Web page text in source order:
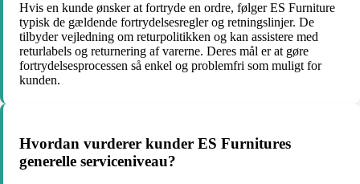
Hvis en kunde ønsker at fortryde en ordre, følger ES Furniture
typisk de gældende fortrydelsesregler og retningslinjer. De
tilbyder vejledning om returpolitikken og kan assistere med
returlabels og returnering af varerne. Deres mål er at gøre
fortrydelsesprocessen så enkel og problemfri som muligt for
kunden.
Hvordan vurderer kunder ES Furnitures
generelle serviceniveau?